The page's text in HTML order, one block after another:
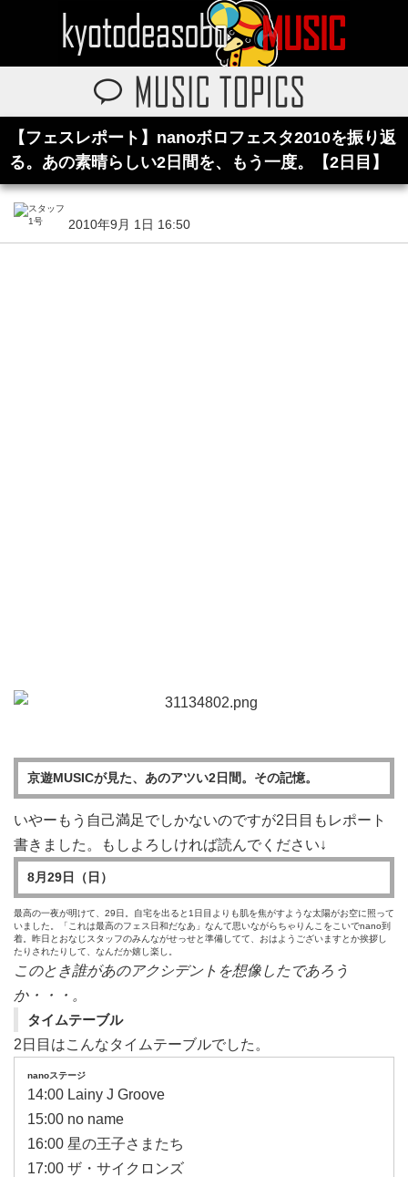
【フェスレポート】nanoボロフェスタ2010を振り返
る。あの素晴らしい2日間を、もう一度。【2日目】
2010年9月 1日 16:50
京遊MUSICが見た、あのアツい2日間。その記憶。
いやーもう自己満足でしかないのですが2日目もレポート
書きました。もしよろしければ読んでください↓
8月29日（日）
最高の一夜が明けて、29日。自宅を出ると1日目よりも肌を焦がすような太陽がお空に照って
いました。「これは最高のフェス日和だなあ」なんて思いながらちゃりんこをこいでnano到
着。昨日とおなじスタッフのみんながせっせと準備してて、おはようございますとか挨拶し
たりされたりして、なんだか嬉し楽し。
このとき誰があのアクシデントを想像したであろう
か・・・。
タイムテーブル
2日目はこんなタイムテーブルでした。
nanoステージ
14:00 Lainy J Groove
15:00 no name
16:00 星の王子さまたち
17:00 ザ・サイクロンズ